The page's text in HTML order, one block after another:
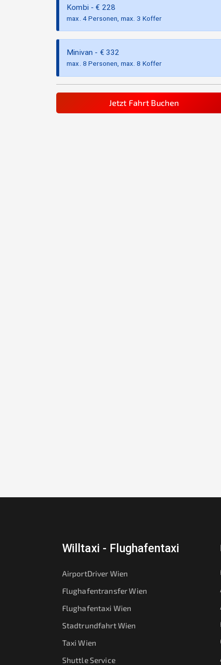
Kombi - € 228
max. 4 Personen, max. 3 Koffer
Minivan - € 332
max. 8 Personen, max. 8 Koffer
Jetzt Fahrt Buchen
Willtaxi - Flughafentaxi
AirportDriver Wien
Flughafentransfer Wien
Flughafentaxi Wien
Stadtrundfahrt Wien
Taxi Wien
Shuttle Service